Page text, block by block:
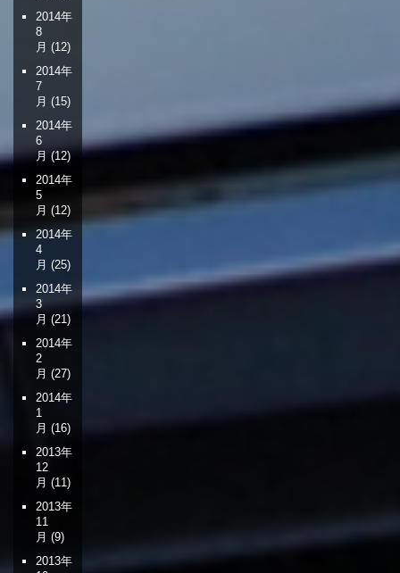
2014年
8
月 (12)
2014年
7
月 (15)
2014年
6
月(12)
2014年
5
月 (12)
2014年
4
月 (25)
2014年
3
月 (21)
2014年
2
月 (27)
2014年
1
月 (16)
2013年
12
月 (11)
2013年
11
月 (9)
2013年